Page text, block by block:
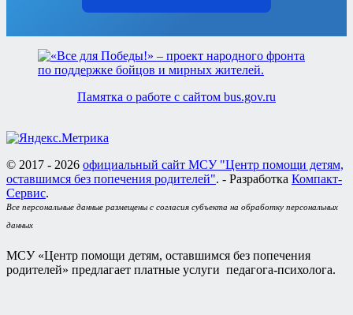
Памятка о работе с сайтом bus.gov.ru
© 2017 - 2026 официальный сайт МСУ "Центр помощи детям,
оставшимся без попечения родителей". - Разработка Компакт-
Сервис.
Все персональные данные размещены с согласия субъекта на обработку персональных
данных
МСУ «Центр помощи детям, оставшимся без попечения
родителей» предлагает платные услуги педагога-психолога.